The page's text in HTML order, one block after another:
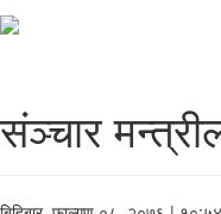
संञ्चार